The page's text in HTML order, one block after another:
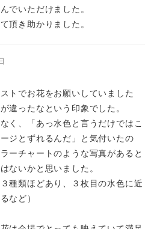
でいただけました。
頂き助かりました。
トでお花をお願いしていました
違ったなという印象でした。
く、「あっ水色と言うだけではこ
ジとずれるんだ」と気付いたの
ーチャートのような写真があると
ないかと思いました。
種類ほどあり、３枚目の水色に近
など）